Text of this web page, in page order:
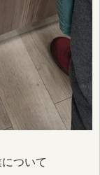
ついて